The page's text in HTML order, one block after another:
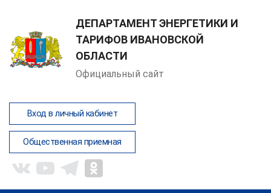
ДЕПАРТАМЕНТ ЭНЕРГЕТИКИ И
ТАРИФОВ ИВАНОВСКОЙ
ОБЛАСТИ
Официальный сайт
Вход в личный кабинет
Общественная приемная